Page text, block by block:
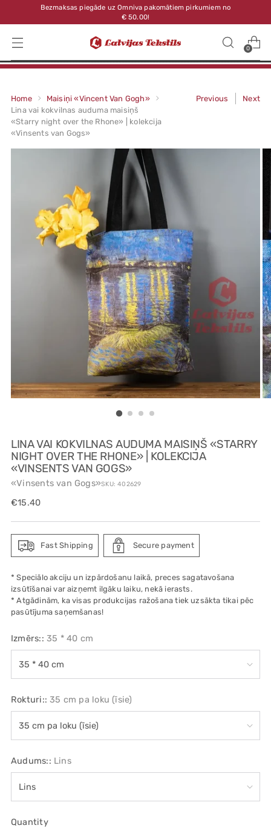
Bezmaksas piegāde uz Omniva pakomātiem pirkumiem no
€ 50.00!
0
Home
Maisiņi «Vincent Van Gogh»
Lina vai kokvilnas auduma maisiņš
«Starry night over the Rhone» | kolekcija
«Vinsents van Gogs»
Previous Next
LINA VAI KOKVILNAS AUDUMA MAISIŅŠ «STARRY
NIGHT OVER THE RHONE» | KOLEKCIJA
«VINSENTS VAN GOGS»
«Vinsents van Gogs»SKU: 402629
Regular
€15.40
Fast Shipping Secure payment
* Speciālo akciju un izpārdošanu laikā, preces sagatavošana
izsūtīšanai var aizņemt ilgāku laiku, nekā ierasts.
* Atgādinām, ka visas produkcijas ražošana tiek uzsākta tikai pēc
pasūtījuma saņemšanas!
Izmērs:: 35 * 40 cm
Rokturi::35 cm pa loku (īsie)
Audums:: Lins
Quantity